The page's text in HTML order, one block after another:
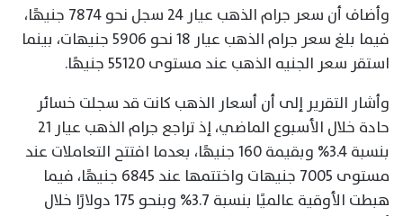
وأضاف أن سعر جرام الذهب عيار 24 سجل نحو 7874 جنيهًا،
فيما بلغ سعر جرام الذهب عيار 18 نحو 5906 جنيهات، بينما
استقر سعر الجنيه الذهب عند مستوى 55120 جنيهًا.
وأشار التقرير إلى أن أسعار الذهب كانت قد سجلت خسائر
حادة خلال الأسبوع الماضي، إذ تراجع جرام الذهب عيار 21
بنسبة 3.4% وبقيمة 160 جنيهًا، بعدما افتتح التعاملات عند
مستوى 7005 جنيهات واختتمها عند 6845 جنيهًا، فيما
هبطت الأوقية عالميًا بنسبة 3.7% وبنحو 175 دولارًا خلال